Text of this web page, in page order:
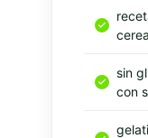
sin
con